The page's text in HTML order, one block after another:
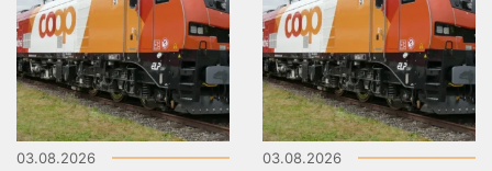
03.08.2026 03.08.2026